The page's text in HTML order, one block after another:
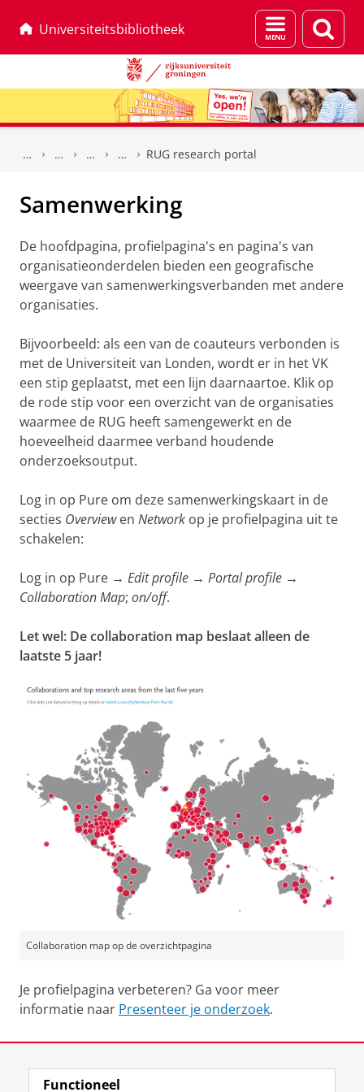
Universiteitsbibliotheek
Menu
en
RUG research portal
Samenwerking
De hoofdpagina, profielpagina's en pagina's van
organisatieonderdelen bieden een geografische
weergave van samenwerkingsverbanden met andere
organisaties.
Bijvoorbeeld: als een van de coauteurs verbonden is
met de Universiteit van Londen, wordt er in het VK
een stip geplaatst, met een lijn daarnaartoe. Klik op
de rode stip voor een overzicht van de organisaties
waarmee de RUG heeft samengewerkt en de
hoeveelheid daarmee verband houdende
onderzoeksoutput.
Log in op Pure om deze samenwerkingskaart in de
secties Overviewen Network op je profielpagina uit te
schakelen:
Log in op Pure → Edit profile → Portal profile →
Collaboration Map; on/off.
Let wel: De collaboration map beslaat alleen de
laatste 5 jaar!
Collaboration map op de overzichtpagina
Je profielpagina verbeteren? Ga voor meer
informatie naar Presenteer je onderzoek.
View this page in:English
Functioneel